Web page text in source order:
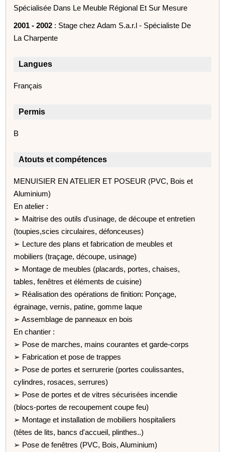
Spécialisée Dans Le Meuble Régional Et Sur Mesure
2001 - 2002 : Stage chez Adam S.a.r.l - Spécialiste De
La Charpente
Langues
Français
Permis
B
Atouts et compétences
MENUISIER EN ATELIER ET POSEUR (PVC, Bois et
Aluminium)
En atelier :
➢ Maitrise des outils d'usinage, de découpe et entretien
(toupies,scies circulaires, défonceuses)
➢ Lecture des plans et fabrication de meubles et
mobiliers (traçage, découpe, usinage)
➢ Montage de meubles (placards, portes, chaises,
tables, fenêtres et éléments de cuisine)
➢ Réalisation des opérations de finition: Ponçage,
égrainage, vernis, patine, gomme laque
➢ Assemblage de panneaux en bois
En chantier :
➢ Pose de marches, mains courantes et garde-corps
➢ Fabrication et pose de trappes
➢ Pose de portes et serrurerie (portes coulissantes,
cylindres, rosaces, serrures)
➢ Pose de portes et de vitres sécurisées incendie
(blocs-portes de recoupement coupe feu)
➢ Montage et installation de mobiliers hospitaliers
(têtes de lits, bancs d'accueil, plinthes..)
➢ Pose de fenêtres (PVC, Bois, Aluminium)